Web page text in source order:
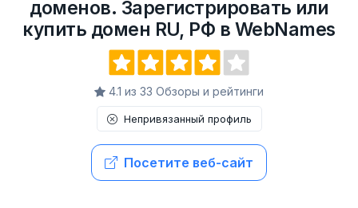
доменов. Зарегистрировать или
купить домен RU, РФ в WebNames
4.1 из 33 Обзоры и рейтинги
Непривязанный профиль
Посетите веб-сайт